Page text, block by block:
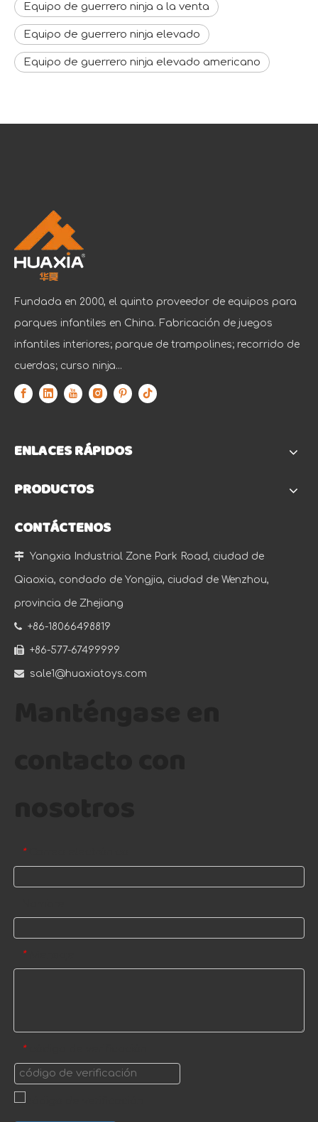
Equipo de guerrero ninja a la venta
Equipo de guerrero ninja elevado
Equipo de guerrero ninja elevado americano
Fundada en 2000, el quinto proveedor de equipos para
parques infantiles en China. Fabricación de juegos
infantiles interiores; parque de trampolines; recorrido de
cuerdas; curso ninja...
ENLACES RÁPIDOS
PRODUCTOS
CONTÁCTENOS
 Yangxia Industrial Zone Park Road, ciudad de
Qiaoxia, condado de Yongjia, ciudad de Wenzhou,
provincia de Zhejiang
 +86-18066498819
 +86-577-67499999
 sale1@huaxiatoys.com
*
*
*